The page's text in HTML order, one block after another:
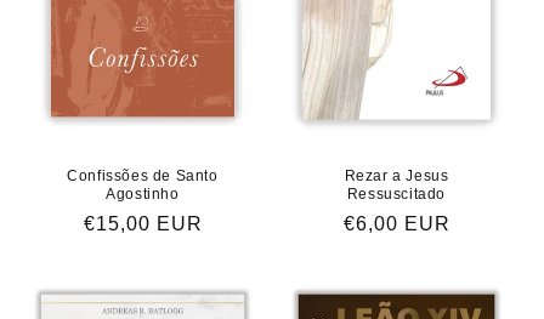
Confissões de Santo
Agostinho
Preço
€15,00 EUR
Rezar a Jesus
Ressuscitado
Preço
€6,00 EUR